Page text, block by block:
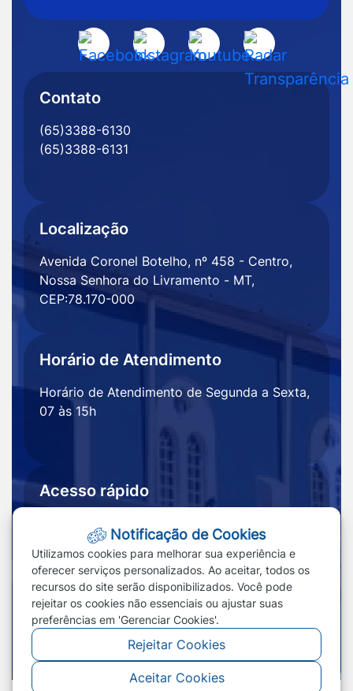
do
Livramento
MT
Acessar
a
Facebook
Acessar
a
Acessar
a
Acessar
a
Rede
Contato
(65)3388-6130
(65)3388-6131
Localização
Avenida Coronel Botelho, nº 458 - Centro,
Nossa Senhora do Livramento - MT,
CEP:78.170-000
Horário de Atendimento
Horário de Atendimento de Segunda a Sexta,
07 às 15h
Acesso rápido
Transparência
Redefinir cookies
Notificação de Cookies
Utilizamos cookies para melhorar sua experiência e
oferecer serviços personalizados. Ao aceitar, todos os
recursos do site serão disponibilizados. Você pode
rejeitar os cookies não essenciais ou ajustar suas
preferências em 'Gerenciar Cookies'.
Rejeitar Cookies
Aceitar Cookies